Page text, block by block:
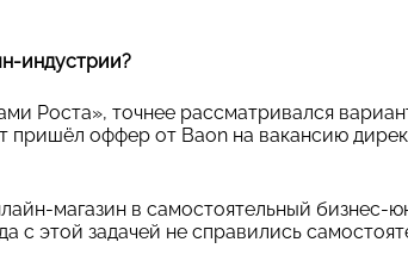
индустрии?
Роста», точнее рассматривался
пришёл оффер от Baon на вакансию
магазин в самостоятельный бизнес-
с этой задачей не справились